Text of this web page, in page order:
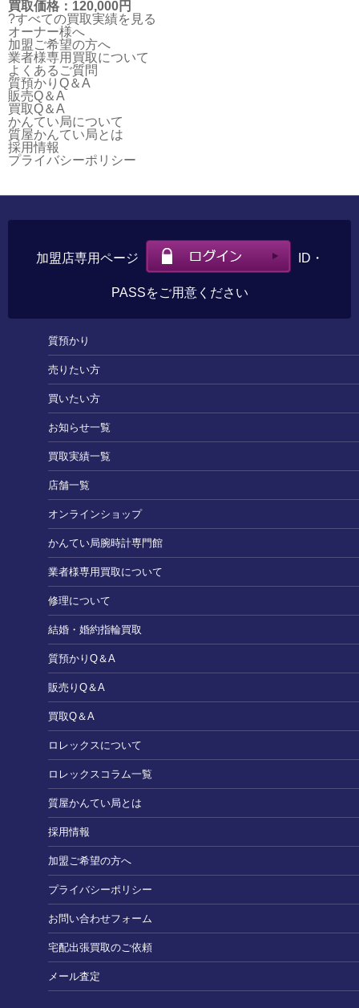
買取価格：120,000円
?すべての買取実績を見る
オーナー様へ
加盟ご希望の方へ
業者様専用買取について
よくあるご質問
質預かりQ＆A
販売Q＆A
買取Q＆A
かんてい局について
質屋かんてい局とは
採用情報
プライバシーポリシー
加盟店専用ページ ID・
PASSをご用意ください
質預かり
売りたい方
買いたい方
お知らせ一覧
買取実績一覧
店舗一覧
オンラインショップ
かんてい局腕時計専門館
業者様専用買取について
修理について
結婚・婚約指輪買取
質預かりQ＆A
販売りQ＆A
買取Q＆A
ロレックスについて
ロレックスコラム一覧
質屋かんてい局とは
採用情報
加盟ご希望の方へ
プライバシーポリシー
お問い合わせフォーム
宅配出張買取のご依頼
メール査定